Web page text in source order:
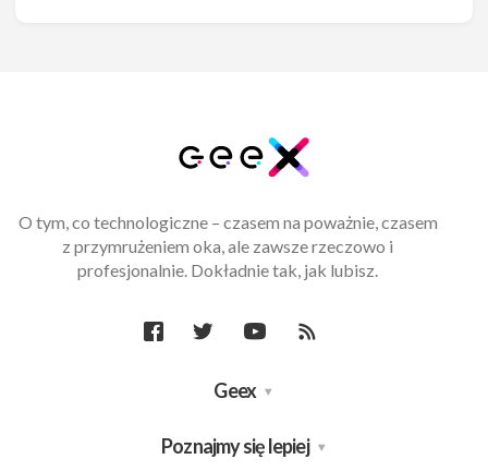
O tym, co technologiczne – czasem na poważnie, czasem
z przymrużeniem oka, ale zawsze rzeczowo i
profesjonalnie. Dokładnie tak, jak lubisz.
Geex
Poznajmy się lepiej